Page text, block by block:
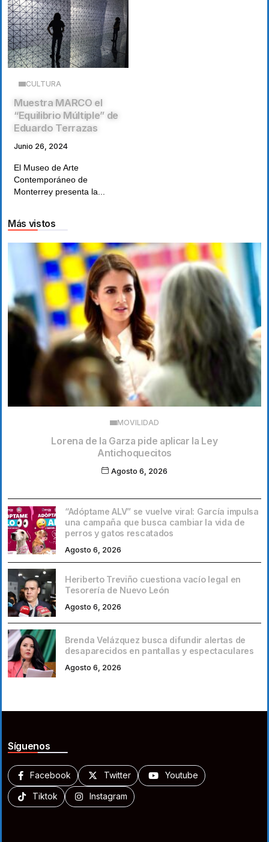
CULTURA
Muestra MARCO el
“Equilibrio Múltiple” de
Eduardo Terrazas
Junio 26, 2024
El Museo de Arte
Contemporáneo de
Monterrey presenta la...
Más vistos
MOVILIDAD
Lorena de la Garza pide aplicar la Ley
Antichoquecitos
Agosto 6, 2026
“Adóptame ALV” se vuelve viral: García impulsa
una campaña que busca cambiar la vida de
perros y gatos rescatados
Agosto 6, 2026
Heriberto Treviño cuestiona vacío legal en
Tesorería de Nuevo León
Agosto 6, 2026
Brenda Velázquez busca difundir alertas de
desaparecidos en pantallas y espectaculares
Agosto 6, 2026
Síguenos
Facebook Twitter Youtube
Tiktok Instagram